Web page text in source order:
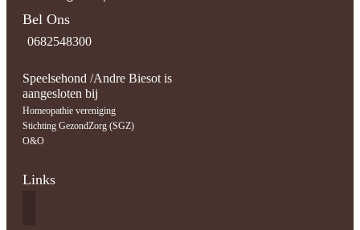
Bel Ons
0682548300
Speelsehond /Andre Biesot is
aangesloten bij
Homeopathie vereniging
Stichting GezondZorg (SGZ)
O&O
Links